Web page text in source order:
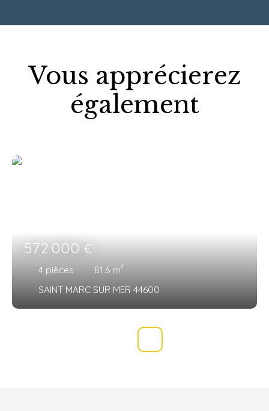
Vous apprécierez
également
572 000€
4 pièces 81.6 m²
SAINT MARC SUR MER 44600